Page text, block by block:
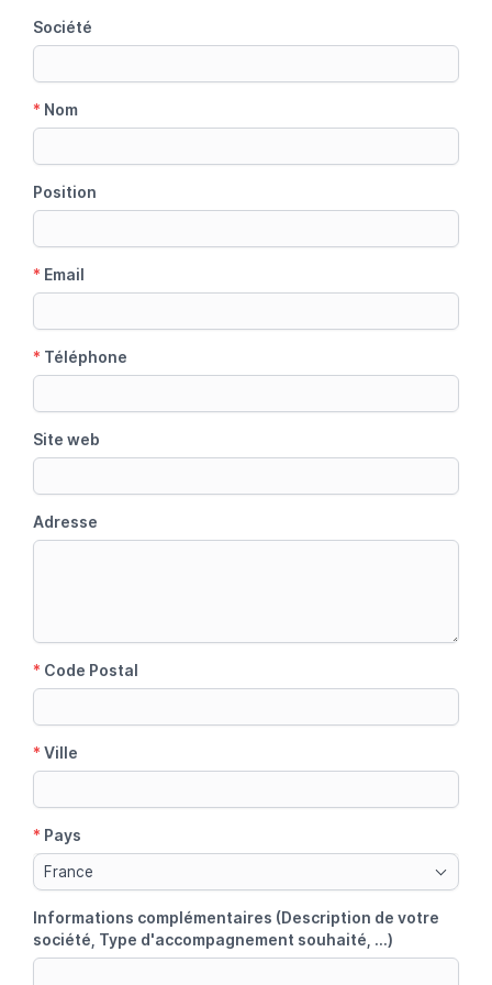
Société
* Nom
Position
* Email
* Téléphone
Site web
Adresse
* Code Postal
* Ville
* Pays
France
Informations complémentaires (Description de votre
société, Type d'accompagnement souhaité, ...)